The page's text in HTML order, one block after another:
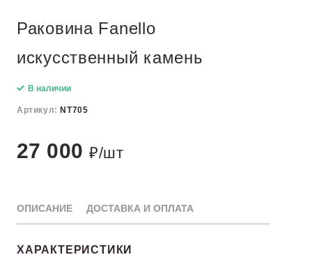
Раковина Fanello
искусственный камень
В наличии
Артикул: NT705
27 000₽/шт
ОПИСАНИЕ ДОСТАВКА И ОПЛАТА
ХАРАКТЕРИСТИКИ